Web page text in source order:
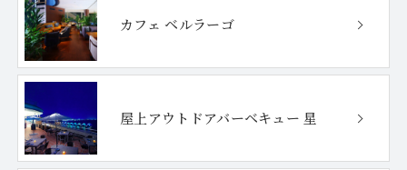
カフェ ベルラーゴ
屋上アウトドアバーベキュー 星